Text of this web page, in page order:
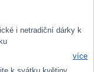
i netradiční dárky k
více